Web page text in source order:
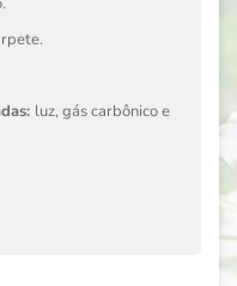
luz, gás carbônico e